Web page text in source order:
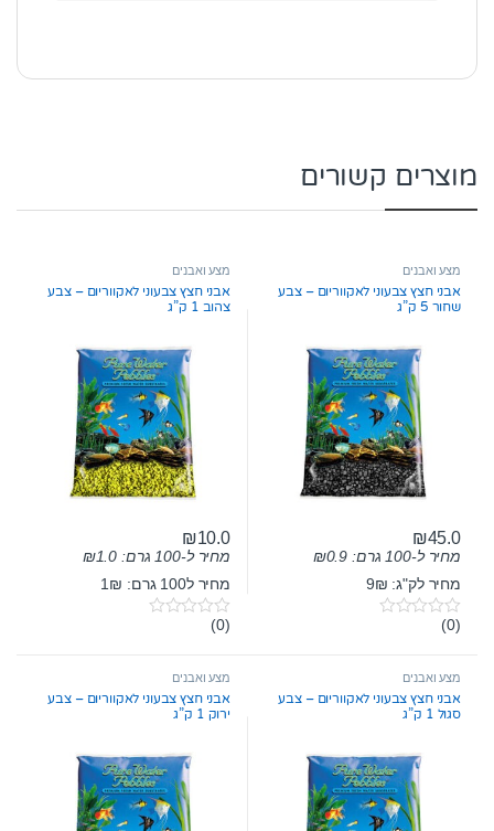
מוצרים קשורים
מצע ואבנים
אבני חצץ צבעוני לאקווריום – צבע
שחור 5 ק”ג
₪45.0
מחיר ל-100 גרם: ₪0.9
מחיר לק"ג: 9₪
0
t
f
5
(0)
מצע ואבנים
אבני חצץ צבעוני לאקווריום – צבע
צהוב 1 ק”ג
₪10.0
מחיר ל-100 גרם: ₪1.0
מחיר ל100 גרם: 1₪
0
t
f
5
(0)
מצע ואבנים
אבני חצץ צבעוני לאקווריום – צבע
סגול 1 ק”ג
מצע ואבנים
אבני חצץ צבעוני לאקווריום – צבע
ירוק 1 ק”ג